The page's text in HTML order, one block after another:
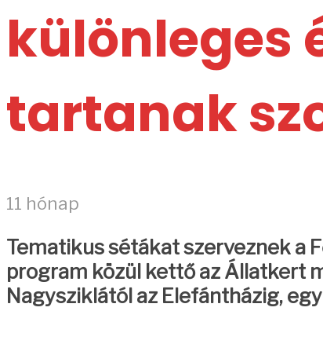
különleges
tartanak
11 hónap
Tematikus sétákat szerveznek a
program közül kettő az Állatkert
Nagysziklától az Elefántházig,